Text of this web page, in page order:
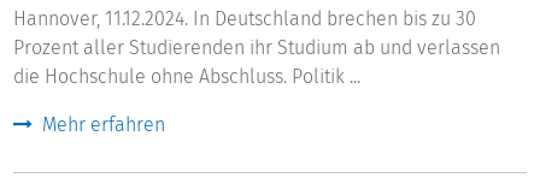
Hannover, 11.12.2024. In Deutschland brechen bis zu 30
Prozent aller Studierenden ihr Studium ab und verlassen
die Hochschule ohne Abschluss. Politik ...
Mehr erfahren